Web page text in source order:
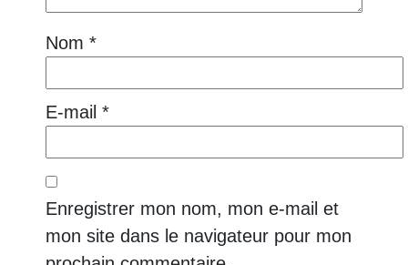
Nom *
E-mail *
Enregistrer mon nom, mon e-mail et
mon site dans le navigateur pour mon